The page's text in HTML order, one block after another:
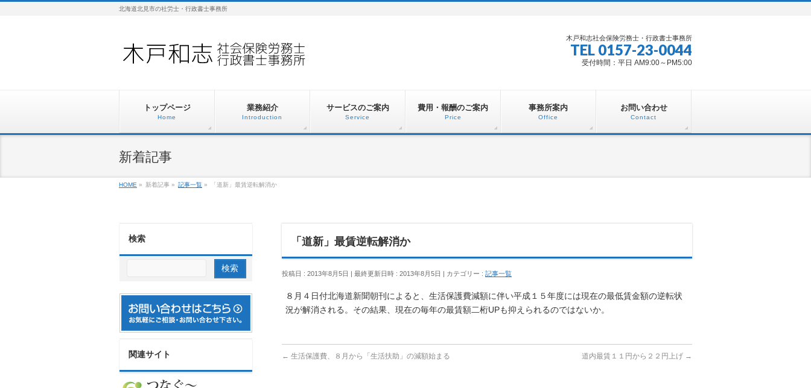
北海道北見市の社労士・行政書士事務所
木戸和志社会保険労務士・行政書士事務所
TEL 0157-23-0044
受付時間：平日 AM9:00～PM5:00
トップページ
Home
業務紹介
Introduction
サービスのご案内
Service
費用・報酬のご案内
Price
事務所案内
Office
お問い合わせ
Contact
新着記事
HOME » 新着記事 » 記事一覧 » 「道新」最賃逆転解消か
「道新」最賃逆転解消か
投稿日 : 2013年8月5日 最終更新日時 : 2013年8月5日 カテゴリー : 記事一覧
８月４日付北海道新聞朝刊によると、生活保護費減額に伴い平成１５年度には現在の最低賃金額の逆転状
況が解消される。その結果、現在の毎年の最賃額二桁UPも抑えられるのではないか。
← 生活保護費、８月から「生活扶助」の減額始まる 道内最賃１１円から２２円上げ →
検索
関連サイト